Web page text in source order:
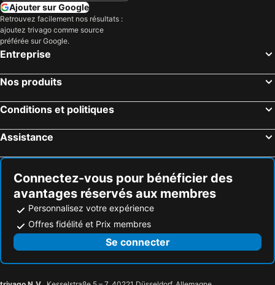
Ajouter sur Google
Retrouvez facilement nos résultats :
ajoutez trivago comme source
préférée sur Google.
Entreprise
Nos produits
Conditions et politiques
Assistance
Connectez-vous pour bénéficier des
avantages réservés aux membres
Personnalisez votre expérience
Offres fidélité et Prix membres
Se connecter